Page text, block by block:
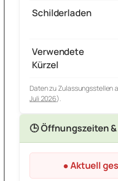
Schilderladen
Verwendete
Kürzel
Daten zu Zulassungsstellen
Juli 2026).
🕒 Öffnungszeiten
● Aktuell